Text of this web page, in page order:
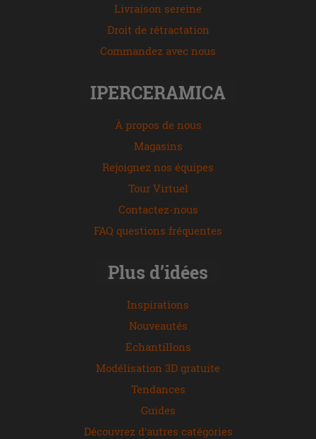
Livraison sereine
Droit de rétractation
Commandez avec nous
IPERCERAMICA
À propos de nous
Magasins
Rejoignez nos équipes
Tour Virtuel
Contactez-nous
FAQ questions fréquentes
Plus d’idées
Inspirations
Nouveautés
Échantillons
Modélisation 3D gratuite
Tendances
Guides
Découvrez d'autres catégories